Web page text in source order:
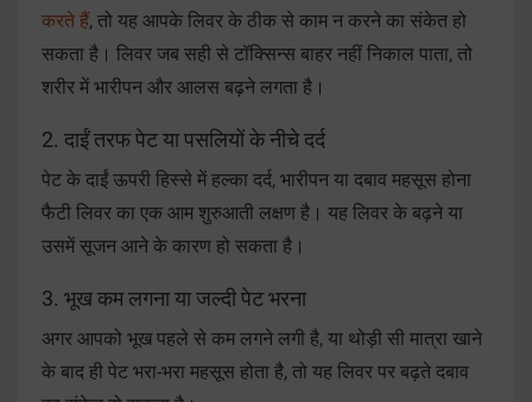
करते हैं, तो यह आपके लिवर के ठीक से काम न करने का संकेत हो
सकता है। लिवर जब सही से टॉक्सिन्स बाहर नहीं निकाल पाता, तो
शरीर में भारीपन और आलस बढ़ने लगता है।
2. दाईं तरफ पेट या पसलियों के नीचे दर्द
पेट के दाईं ऊपरी हिस्से में हल्का दर्द, भारीपन या दबाव महसूस होना
फैटी लिवर का एक आम शुरुआती लक्षण है। यह लिवर के बढ़ने या
उसमें सूजन आने के कारण हो सकता है।
3. भूख कम लगना या जल्दी पेट भरना
अगर आपको भूख पहले से कम लगने लगी है, या थोड़ी सी मात्रा खाने
के बाद ही पेट भरा-भरा महसूस होता है, तो यह लिवर पर बढ़ते दबाव